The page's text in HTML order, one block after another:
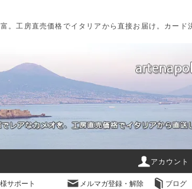
。工房直売価格でイタリアから直接お届け。カード
アカウント
サポート メルマガ登録・解除 ブログ